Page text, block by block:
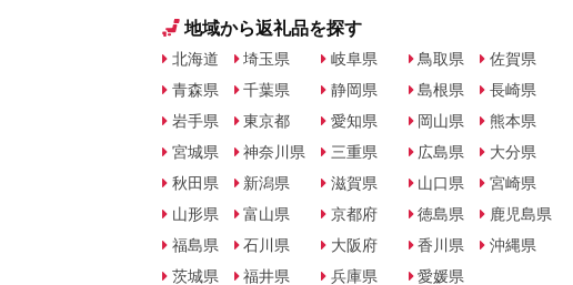
地域から返礼品を探す
北海道
青森県
岩手県
宮城県
秋田県
山形県
福島県
茨城県
埼玉県
千葉県
東京都
神奈川県
新潟県
富山県
石川県
福井県
岐阜県
静岡県
愛知県
三重県
滋賀県
京都府
大阪府
兵庫県
鳥取県
島根県
岡山県
広島県
山口県
徳島県
香川県
愛媛県
佐賀県
長崎県
熊本県
大分県
宮崎県
鹿児島県
沖縄県